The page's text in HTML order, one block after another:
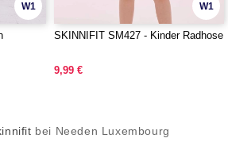
W1 W1
SKINNIFIT SM427 - Kinder Radhose
9,99 €
bei Needen Luxembourg